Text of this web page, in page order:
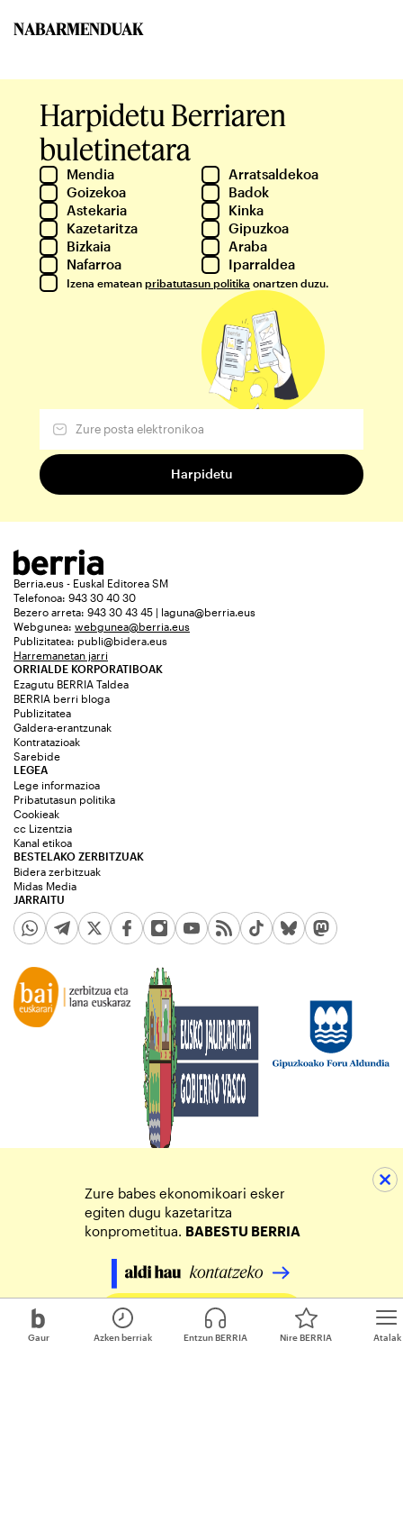
Gaur Atalak
Azken berriak Entzun BERRIA Nire BERRIA
NABARMENDUAK
Harpidetu Berriaren
buletinetara
Mendia
Arratsaldekoa
Goizekoa
Badok
Astekaria
Kinka
Kazetaritza
Gipuzkoa
Bizkaia
Araba
Nafarroa
Iparraldea
Izena ematean pribatutasun politika onartzen duzu.
Berria.eus - Euskal Editorea SM
Telefonoa: 943 30 40 30
Bezero arreta: 943 30 43 45 | laguna@berria.eus
Webgunea: webgunea@berria.eus
Publizitatea: publi@bidera.eus
Harremanetan jarri
ORRIALDE KORPORATIBOAK
Ezagutu BERRIA Taldea
BERRIA berri bloga
Publizitatea
Galdera-erantzunak
Kontratazioak
Sarebide
JARRAITU
LEGEA
Lege informazioa
Pribatutasun politika
Cookieak
cc Lizentzia
Kanal etikoa
BESTELAKO ZERBITZUAK
Bidera zerbitzuak
Midas Media
Zure babes ekonomikoari esker
egiten dugu kazetaritza
konprometitua. BABESTU BERRIA
Egin zure ekarpena